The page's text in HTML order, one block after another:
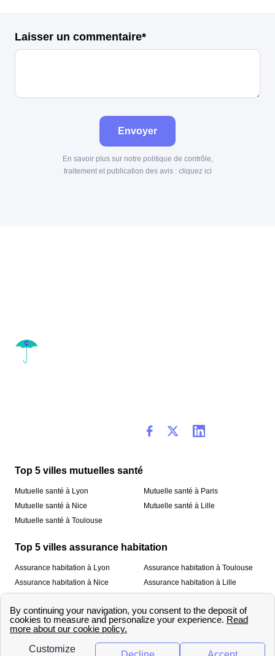
Laisser un commentaire*
Envoyer
En savoir plus sur notre politique de contrôle,
traitement et publication des avis : cliquez ici
Top 5 villes mutuelles santé
Mutuelle santé à Lyon
Mutuelle santé à Nice
Mutuelle santé à Toulouse
Mutuelle santé à Paris
Mutuelle santé à Lille
Top 5 villes assurance habitation
Assurance habitation à Lyon
Assurance habitation à Nice
Assurance habitation à Toulouse
Assurance habitation à Lille
À propos
Qui sommes-nous ? Mentions légales